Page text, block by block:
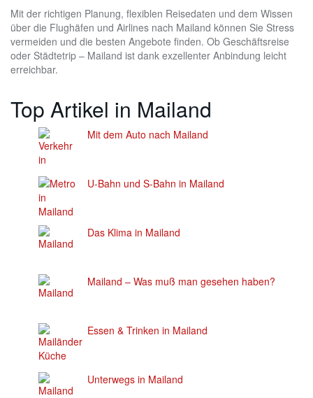
Mit der richtigen Planung, flexiblen Reisedaten und dem Wissen
über die Flughäfen und Airlines nach Mailand können Sie Stress
vermeiden und die besten Angebote finden. Ob Geschäftsreise
oder Städtetrip – Mailand ist dank exzellenter Anbindung leicht
erreichbar.
Top Artikel in Mailand
Mit dem Auto nach Mailand
U-Bahn und S-Bahn in Mailand
Das Klima in Mailand
Mailand – Was muß man gesehen haben?
Essen & Trinken in Mailand
Unterwegs in Mailand